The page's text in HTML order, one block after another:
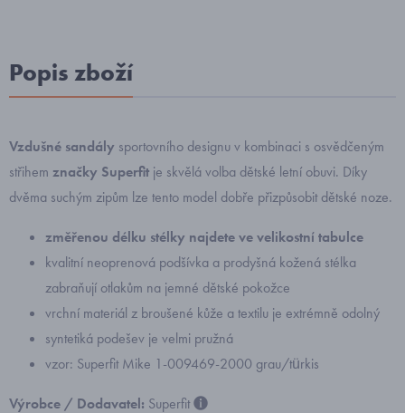
Popis zboží
Vzdušné sandály sportovního designu v kombinaci s osvědčeným
střihem značky Superfit je skvělá volba dětské letní obuvi. Díky
dvěma suchým zipům lze tento model dobře přizpůsobit dětské noze.
změřenou délku stélky najdete ve velikostní tabulce
kvalitní neoprenová podšívka a prodyšná kožená stélka
zabraňují otlakům na jemné dětské pokožce
vrchní materiál z broušené kůže a textilu je extrémně odolný
syntetiká podešev je velmi pružná
vzor: Superfit Mike 1-009469-2000 grau/türkis
Výrobce / Dodavatel: Superfit